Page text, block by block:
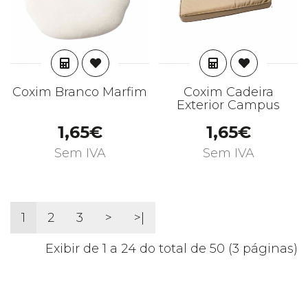
ADICIONAR
Coxim Branco Marfim
1,65€
Sem IVA
ADICIONAR
Coxim Cadeira
Exterior Campus
1,65€
Sem IVA
1 2 3 > >|
Exibir de 1 a 24 do total de 50 (3 páginas)